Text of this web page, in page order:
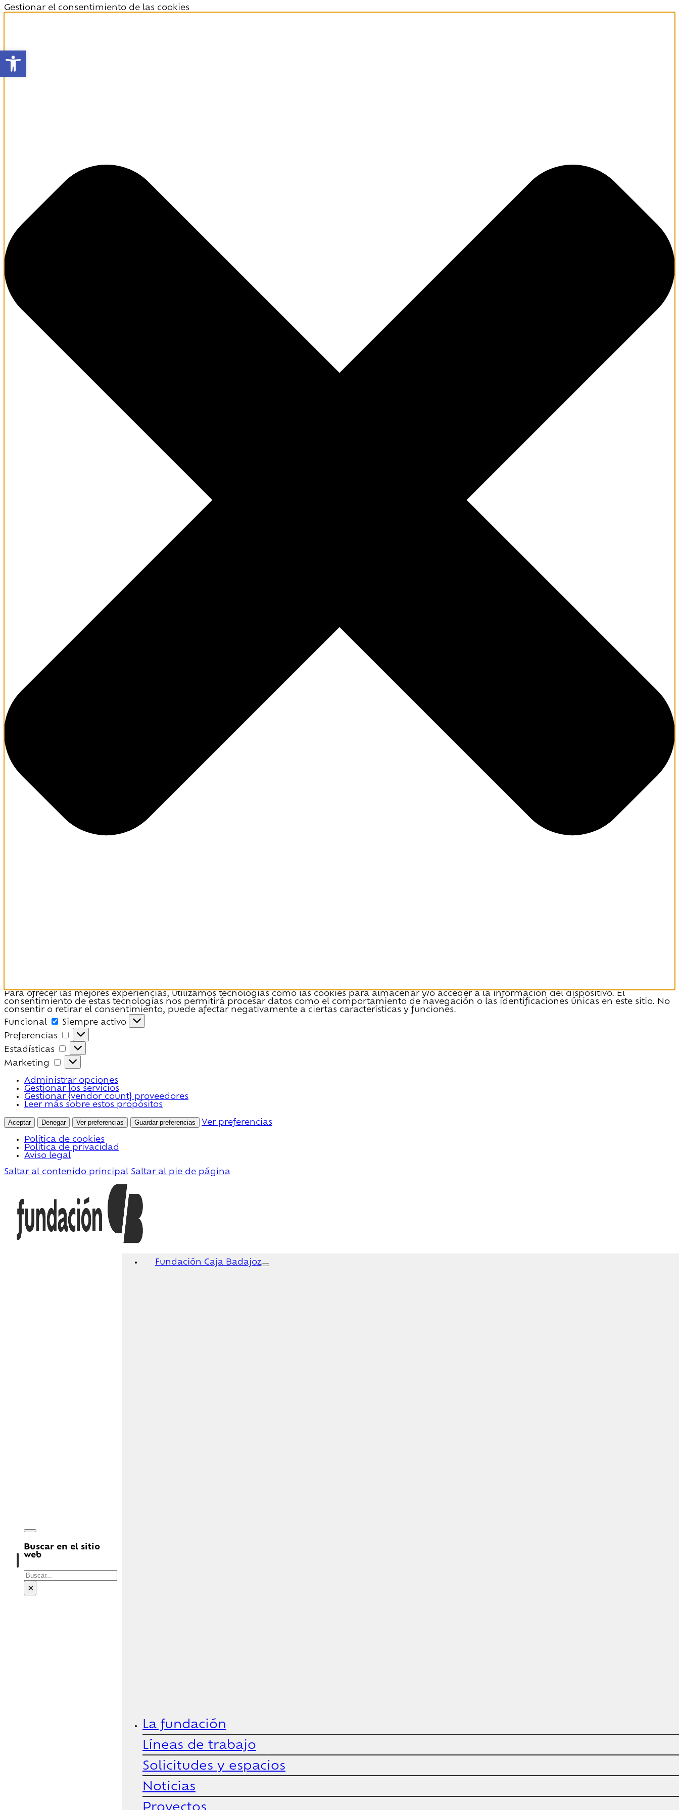
Abrir barra de herramientas
Gestionar el consentimiento de las cookies
Para ofrecer las mejores experiencias, utilizamos tecnologías como las cookies para almacenar y/o acceder a la información del dispositivo. El
consentimiento de estas tecnologías nos permitirá procesar datos como el comportamiento de navegación o las identificaciones únicas en este sitio. No
consentir o retirar el consentimiento, puede afectar negativamente a ciertas características y funciones.
Funcional
Funcional
Siempre activo
Preferencias
Preferencias
Estadísticas
Estadísticas
Marketing
Marketing
Administrar opciones
Gestionar los servicios
Gestionar {vendor_count} proveedores
Leer más sobre estos propósitos
Aceptar Denegar Ver preferencias Guardar preferencias Ver preferencias
Política de cookies
Política de privacidad
Aviso legal
Saltar al contenido principal Saltar al pie de página
Buscar en el sitio
web
Buscar
×
Fundación Caja Badajoz
La fundación
Líneas de trabajo
Solicitudes y espacios
Noticias